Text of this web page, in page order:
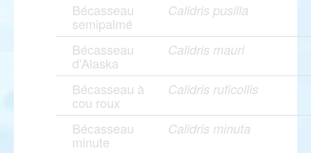
Bécasseau
semipalmé
Calidris pusilla
Bécasseau
d'Alaska
Calidris mauri
Bécasseau à
cou roux
Calidris ruficollis
Bécasseau
minute
Calidris minuta